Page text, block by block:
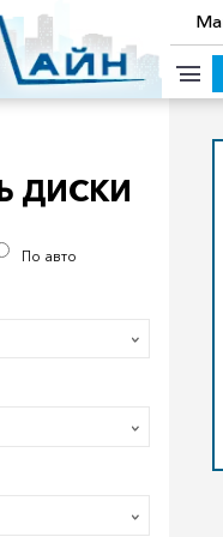
ТОВАРОВ
Иномарки Крепеж
оснастка
ДИСКИ
По авто